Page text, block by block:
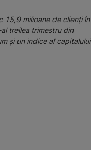
15,9 milioane de clienți în
treilea trimestru din
și un indice al capitalului